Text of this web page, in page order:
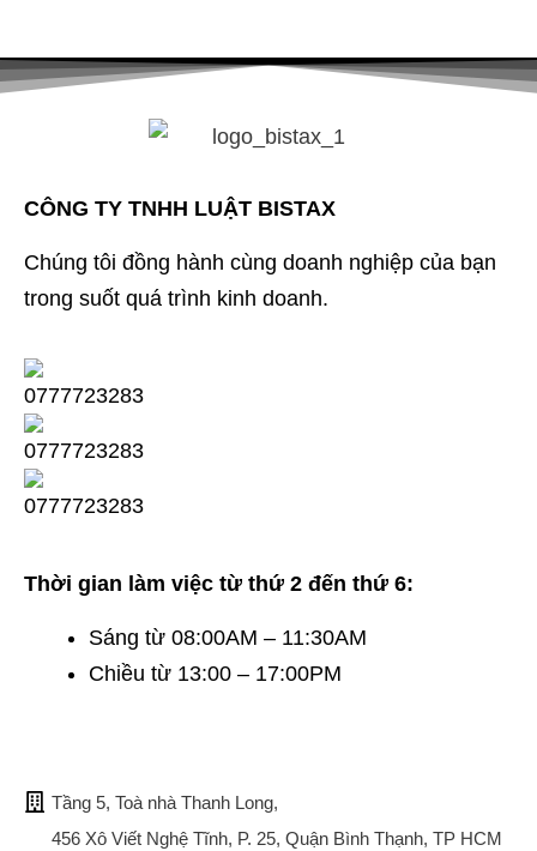
CÔNG TY TNHH LUẬT BISTAX
Chúng tôi đồng hành cùng doanh nghiệp của bạn
trong suốt quá trình kinh doanh.
Thời gian làm việc từ thứ 2 đến thứ 6:
Sáng từ 08:00AM – 11:30AM
Chiều từ 13:00 – 17:00PM
Tầng 5, Toà nhà Thanh Long,
456 Xô Viết Nghệ Tĩnh, P. 25, Quận Bình Thạnh, TP HCM